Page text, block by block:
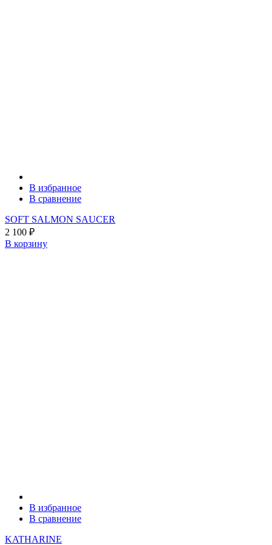
В избранное
В сравнение
SOFT SALMON SAUCER
2 100 ₽
В корзину
В избранное
В сравнение
KATHARINE